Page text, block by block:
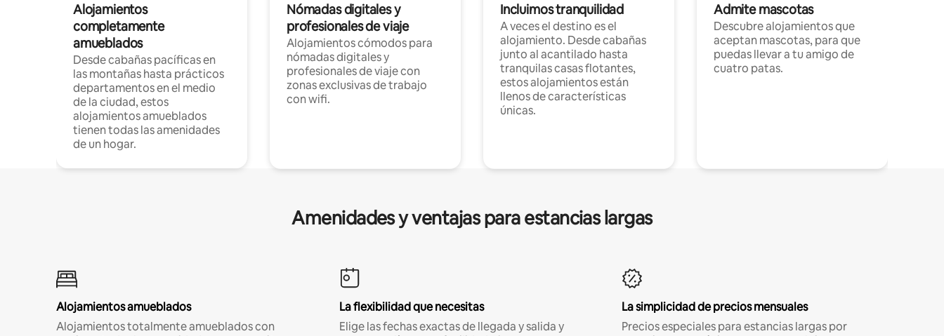
Alojamientos
completamente
amueblados
Desde cabañas pacíficas en
las montañas hasta prácticos
departamentos en el medio
de la ciudad, estos
alojamientos amueblados
tienen todas las amenidades
de un hogar.
Nómadas digitales y
profesionales de viaje
Alojamientos cómodos para
nómadas digitales y
profesionales de viaje con
zonas exclusivas de trabajo
con wifi.
Incluimos tranquilidad
A veces el destino es el
alojamiento. Desde cabañas
junto al acantilado hasta
tranquilas casas flotantes,
estos alojamientos están
llenos de características
únicas.
Admite mascotas
Descubre alojamientos que
aceptan mascotas, para que
puedas llevar a tu amigo de
cuatro patas.
Amenidades y ventajas para estancias largas
Alojamientos amueblados
Alojamientos totalmente amueblados con
La flexibilidad que necesitas
Elige las fechas exactas de llegada y salida y
La simplicidad de precios mensuales
Precios especiales para estancias largas por